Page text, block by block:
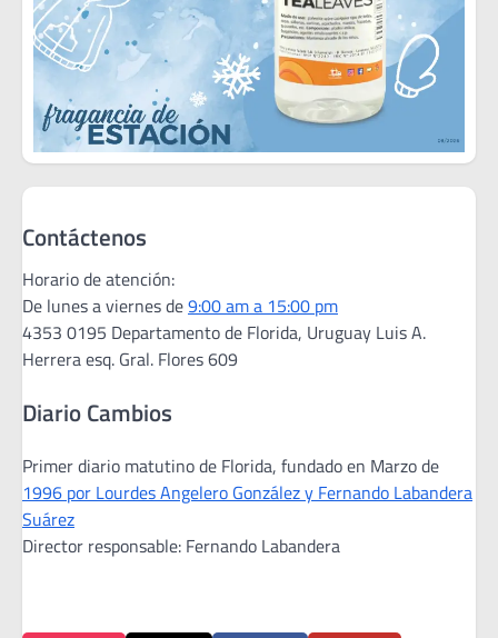
Contáctenos
Horario de atención:
De lunes a viernes de9:00 am a 15:00 pm
4353 0195 Departamento de Florida, Uruguay Luis A.
Herrera esq. Gral. Flores 609
Diario Cambios
Primer diario matutino de Florida, fundado en Marzo de
1996 por Lourdes Angelero González y Fernando Labandera
Suárez
Director responsable: Fernando Labandera